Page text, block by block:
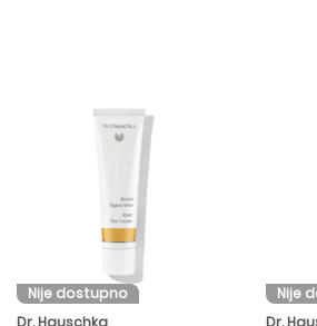
Nije dostupno
Dr. Hauschka
Nije
Dr.